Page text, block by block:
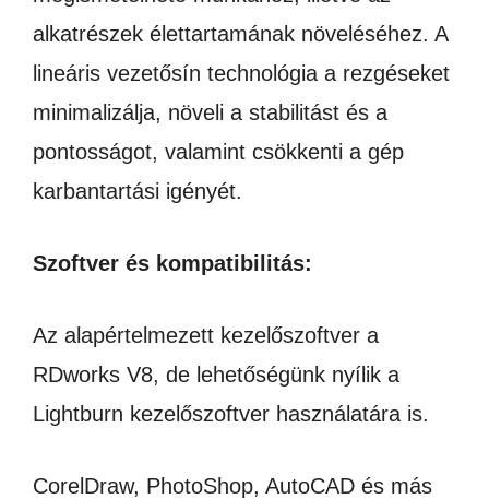
alkatrészek élettartamának növeléséhez. A
lineáris vezetősín technológia a rezgéseket
minimalizálja, növeli a stabilitást és a
pontosságot, valamint csökkenti a gép
karbantartási igényét.
Szoftver és kompatibilitás:
Az alapértelmezett kezelőszoftver a
RDworks V8, de lehetőségünk nyílik a
Lightburn kezelőszoftver használatára is.
CorelDraw, PhotoShop, AutoCAD és más